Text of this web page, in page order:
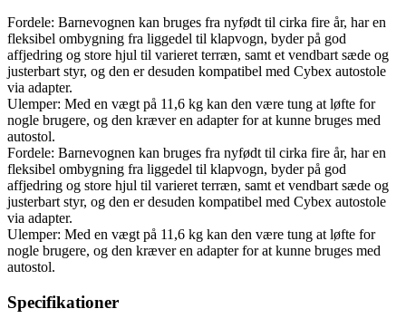
Fordele: Barnevognen kan bruges fra nyfødt til cirka fire år, har en
fleksibel ombygning fra liggedel til klapvogn, byder på god
affjedring og store hjul til varieret terræn, samt et vendbart sæde og
justerbart styr, og den er desuden kompatibel med Cybex autostole
via adapter.
Ulemper: Med en vægt på 11,6 kg kan den være tung at løfte for
nogle brugere, og den kræver en adapter for at kunne bruges med
autostol.
Fordele: Barnevognen kan bruges fra nyfødt til cirka fire år, har en
fleksibel ombygning fra liggedel til klapvogn, byder på god
affjedring og store hjul til varieret terræn, samt et vendbart sæde og
justerbart styr, og den er desuden kompatibel med Cybex autostole
via adapter.
Ulemper: Med en vægt på 11,6 kg kan den være tung at løfte for
nogle brugere, og den kræver en adapter for at kunne bruges med
autostol.
Specifikationer